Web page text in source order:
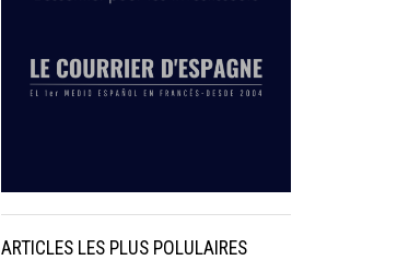
ARTICLES LES PLUS POLULAIRES